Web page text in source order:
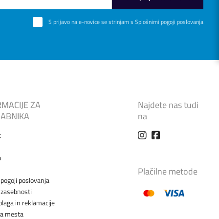
S prijavo na e-novice se strinjam s Splošnimi pogoji poslovanja
ZA
poslovanja
in reklamacije
mesta
Najdete nas tudi
na
Plačilne metode